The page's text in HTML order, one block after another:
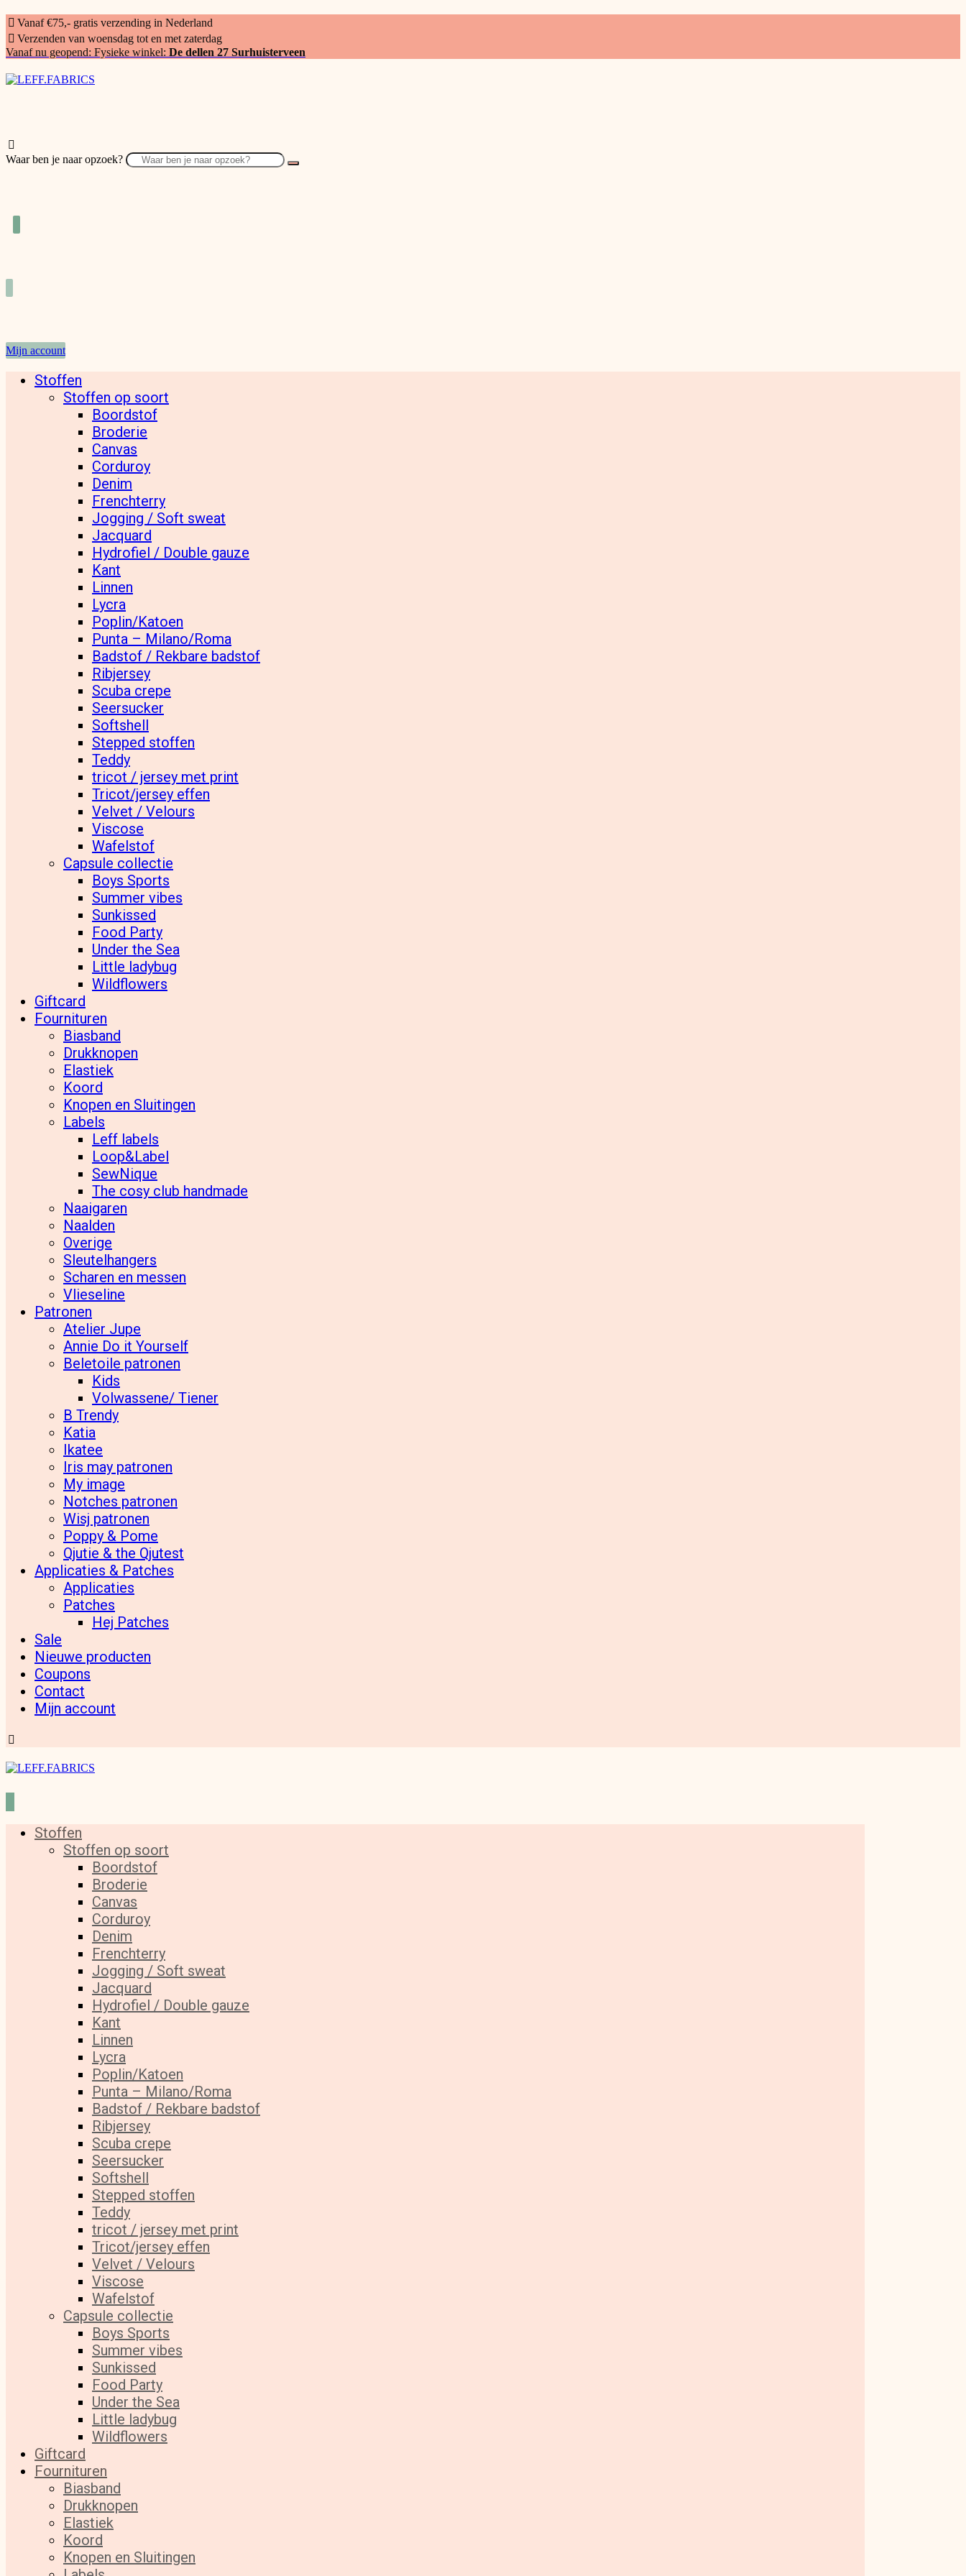
Vanaf €75,- gratis verzending in Nederland
Verzenden van woensdag tot en met zaterdag
Vanaf nu geopend: Fysieke winkel: De dellen 27 Surhuisterveen
Waar ben je naar opzoek?
Mijn account
Stoffen
Stoffen op soort
Boordstof
Broderie
Canvas
Corduroy
Denim
Frenchterry
Jogging / Soft sweat
Jacquard
Hydrofiel / Double gauze
Kant
Linnen
Lycra
Poplin/Katoen
Punta – Milano/Roma
Badstof / Rekbare badstof
Ribjersey
Scuba crepe
Seersucker
Softshell
Stepped stoffen
Teddy
tricot / jersey met print
Tricot/jersey effen
Velvet / Velours
Viscose
Wafelstof
Capsule collectie
Boys Sports
Summer vibes
Sunkissed
Food Party
Under the Sea
Little ladybug
Wildflowers
Giftcard
Fournituren
Biasband
Drukknopen
Elastiek
Koord
Knopen en Sluitingen
Labels
Leff labels
Loop&Label
SewNique
The cosy club handmade
Naaigaren
Naalden
Overige
Sleutelhangers
Scharen en messen
Vlieseline
Patronen
Atelier Jupe
Annie Do it Yourself
Beletoile patronen
Kids
Volwassene/ Tiener
B Trendy
Katia
Ikatee
Iris may patronen
My image
Notches patronen
Wisj patronen
Poppy & Pome
Qjutie & the Qjutest
Applicaties & Patches
Applicaties
Patches
Hej Patches
Sale
Nieuwe producten
Coupons
Contact
Mijn account
Stoffen
Stoffen op soort
Boordstof
Broderie
Canvas
Corduroy
Denim
Frenchterry
Jogging / Soft sweat
Jacquard
Hydrofiel / Double gauze
Kant
Linnen
Lycra
Poplin/Katoen
Punta – Milano/Roma
Badstof / Rekbare badstof
Ribjersey
Scuba crepe
Seersucker
Softshell
Stepped stoffen
Teddy
tricot / jersey met print
Tricot/jersey effen
Velvet / Velours
Viscose
Wafelstof
Capsule collectie
Boys Sports
Summer vibes
Sunkissed
Food Party
Under the Sea
Little ladybug
Wildflowers
Giftcard
Fournituren
Biasband
Drukknopen
Elastiek
Koord
Knopen en Sluitingen